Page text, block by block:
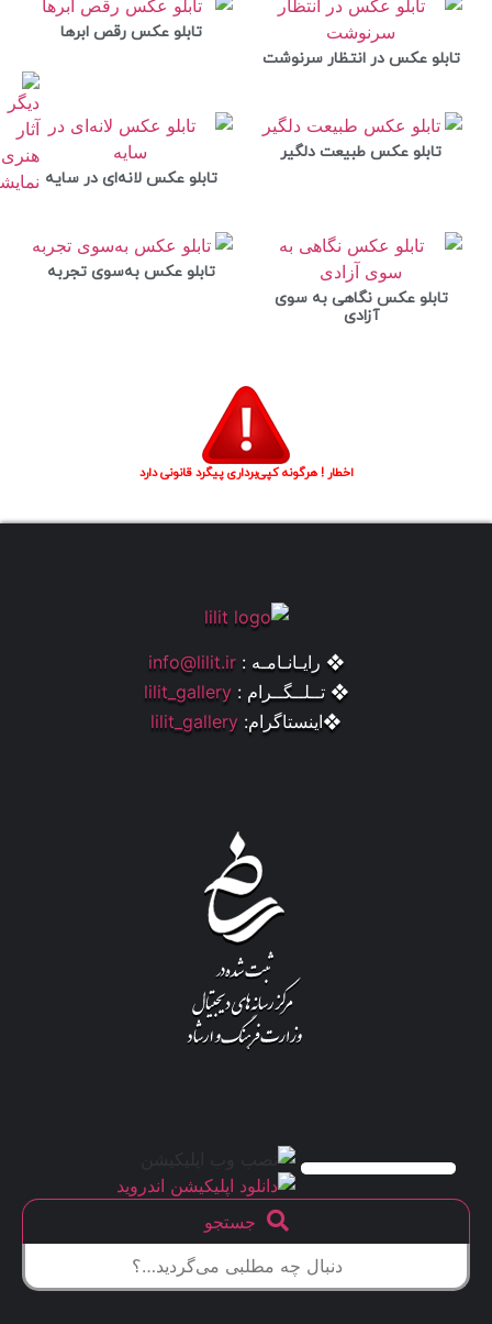
تابلو عکس در انتظار سرنوشت
تابلو عکس رقص ابرها
تابلو عکس طبیعت دلگیر
تابلو عکس لانه‌ای در سایه
تابلو عکس نگاهی به سوی
آزادی
تابلو عکس به‌سوی تجربه
اخطار ! هرگونه کپی‌برداری پیگرد قانونی دارد
❖ رایـانـامـه : info@lilit.ir
❖ تــلــگــرام : lilit_gallery
❖اینستاگرام: lilit_gallery
جستجو